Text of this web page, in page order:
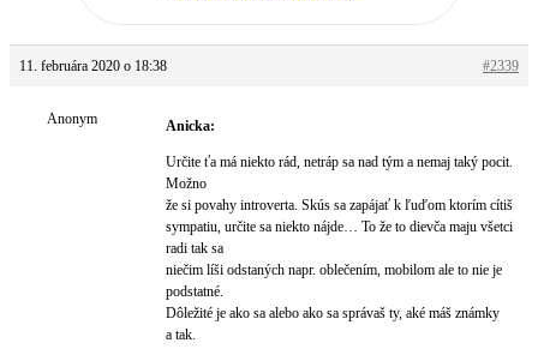
11. februára 2020 o 18:38 #2339
Anonym Anicka:
Určite ťa má niekto rád, netráp sa nad tým a nemaj taký pocit.
Možno
že si povahy introverta. Skús sa zapájať k ľuďom ktorím cítiš
sympatiu, určite sa niekto nájde… To že to dievča maju všetci
radi tak sa
niečim líši odstaných napr. oblečením, mobilom ale to nie je
podstatné.
Dôležité je ako sa alebo ako sa správaš ty, aké máš známky
a tak.